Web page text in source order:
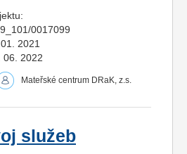
0017099
2021
06. 2022
Mateřské centrum DRaK, z.s.
služeb